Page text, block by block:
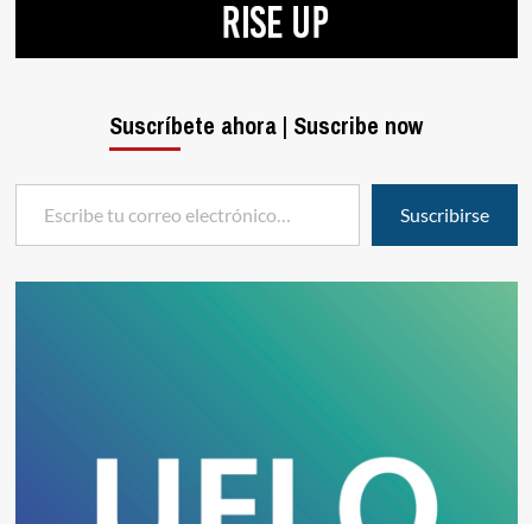
Suscríbete ahora | Suscribe now
Escribe tu correo electrónico…
Suscribirse